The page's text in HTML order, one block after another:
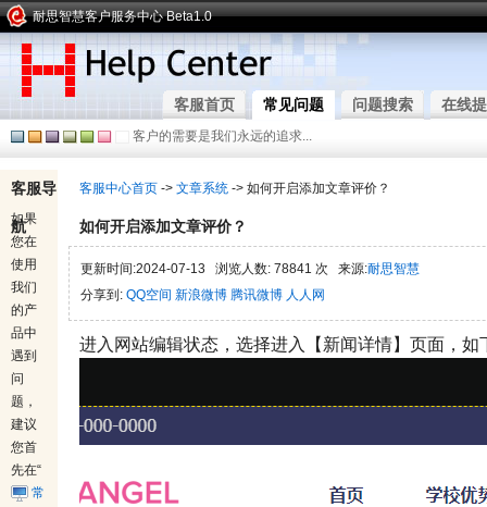
耐思智慧客户服务中心 Beta1.0
客服首页 常见问题 问题搜索 在线
客户的需要是我们永远的追求...
客服导
航
如果
您在
使用
我们
的产
品中
遇到
问
题，
建议
您首
先在“
常
客服中心首页 -> 文章系统 -> 如何开启添加文章评价？
如何开启添加文章评价？
更新时间:2024-07-13 浏览人数: 78841 次 来源:耐思智慧
分享到: QQ空间 新浪微博 腾讯微博 人人网
进入网站编辑状态，选择进入【新闻详情】页面，如